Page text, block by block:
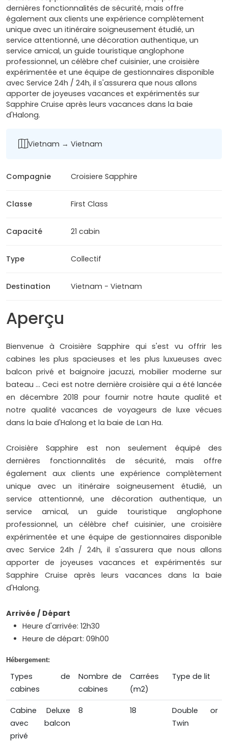
dernières fonctionnalités de sécurité, mais offre
également aux clients une expérience complètement
unique avec un itinéraire soigneusement étudié, un
service attentionné, une décoration authentique, un
service amical, un guide touristique anglophone
professionnel, un célèbre chef cuisinier, une croisière
expérimentée et une équipe de gestionnaires disponible
avec Service 24h / 24h, il s'assurera que nous allons
apporter de joyeuses vacances et expérimentés sur
Sapphire Cruise après leurs vacances dans la baie
d'Halong.
Vietnam → Vietnam
Compagnie Croisiere Sapphire
Classe First Class
Capacité 21 cabin
Type Collectif
Destination Vietnam - Vietnam
Aperçu
Bienvenue à Croisière Sapphire qui s'est vu offrir les
cabines les plus spacieuses et les plus luxueuses avec
balcon privé et baignoire jacuzzi, mobilier moderne sur
bateau ... Ceci est notre dernière croisière qui a été lancée
en décembre 2018 pour fournir notre haute qualité et
notre qualité vacances de voyageurs de luxe vécues
dans la baie d'Halong et la baie de Lan Ha.
Croisière Sapphire est non seulement équipé des
dernières fonctionnalités de sécurité, mais offre
également aux clients une expérience complètement
unique avec un itinéraire soigneusement étudié, un
service attentionné, une décoration authentique, un
service amical, un guide touristique anglophone
professionnel, un célèbre chef cuisinier, une croisière
expérimentée et une équipe de gestionnaires disponible
avec Service 24h / 24h, il s'assurera que nous allons
apporter de joyeuses vacances et expérimentés sur
Sapphire Cruise après leurs vacances dans la baie
d'Halong.
Arrivée / Départ
Heure d'arrivée: 12h30
Heure de départ: 09h00
Hébergement:
Types de
cabines
Nombre de
cabines
Carrées
(m2)
Type de lit
Cabine Deluxe
avec balcon
privé
8 18
Double or
Twin